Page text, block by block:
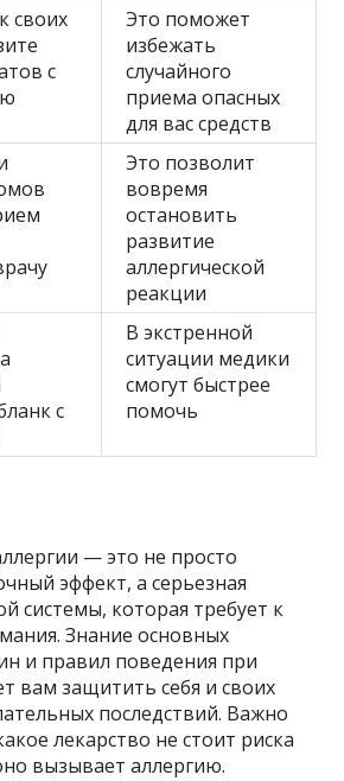
своих
с
Это поможет
избежать
случайного
приема опасных
для вас средств
Это позволит
вовремя
остановить
развитие
аллергической
реакции
с
В экстренной
ситуации медики
смогут быстрее
помочь
— это не просто
эффект, а серьезная
системы, которая требует к
Знание основных
и правил поведения при
вам защитить себя и своих
последствий. Важно
лекарство не стоит риска
вызывает аллергию.